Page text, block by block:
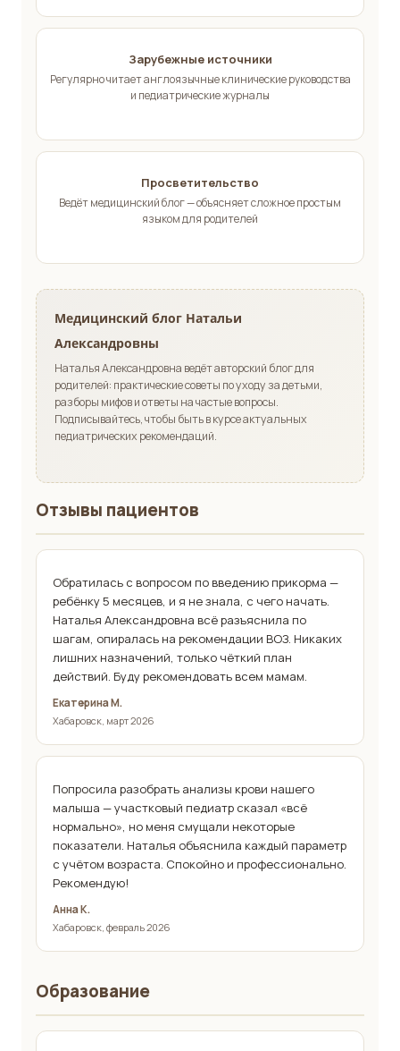
Зарубежные источники
Регулярно читает англоязычные клинические руководства
и педиатрические журналы
Просветительство
Ведёт медицинский блог — объясняет сложное простым
языком для родителей
Медицинский блог Натальи
Александровны
Наталья Александровна ведёт авторский блог для
родителей: практические советы по уходу за детьми,
разборы мифов и ответы на частые вопросы.
Подписывайтесь, чтобы быть в курсе актуальных
педиатрических рекомендаций.
Отзывы пациентов
Обратилась с вопросом по введению прикорма —
ребёнку 5 месяцев, и я не знала, с чего начать.
Наталья Александровна всё разъяснила по
шагам, опиралась на рекомендации ВОЗ. Никаких
лишних назначений, только чёткий план
действий. Буду рекомендовать всем мамам.
Екатерина М.
Хабаровск, март 2026
Попросила разобрать анализы крови нашего
малыша — участковый педиатр сказал «всё
нормально», но меня смущали некоторые
показатели. Наталья объяснила каждый параметр
с учётом возраста. Спокойно и профессионально.
Рекомендую!
Анна К.
Хабаровск, февраль 2026
Образование